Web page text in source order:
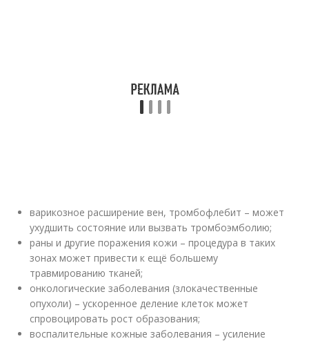
варикозное расширение вен, тромбофлебит – может
ухудшить состояние или вызвать тромбоэмболию;
раны и другие поражения кожи – процедура в таких
зонах может привести к ещё большему
травмированию тканей;
онкологические заболевания (злокачественные
опухоли) – ускоренное деление клеток может
спровоцировать рост образования;
воспалительные кожные заболевания – усиление